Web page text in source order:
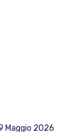
Maggio 2026